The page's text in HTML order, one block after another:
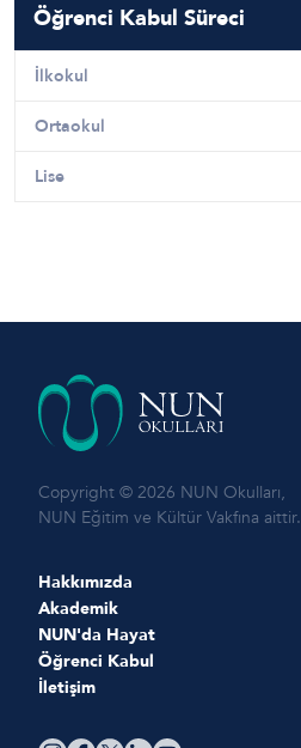
Öğrenci Kabul Süreci
İlkokul
Ortaokul
Lise
Copyright © 2026 NUN Okulları,
NUN Eğitim ve Kültür Vakfına aittir.
Hakkımızda
Akademik
NUN'da Hayat
Öğrenci Kabul
İletişim